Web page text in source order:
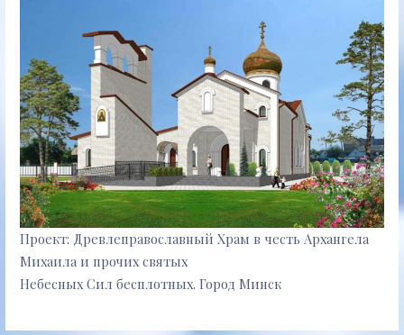
Проект: Древлеправославный Храм в честь Архангела
Михаила и прочих святых
Небесных Сил бесплотных. Город Минск